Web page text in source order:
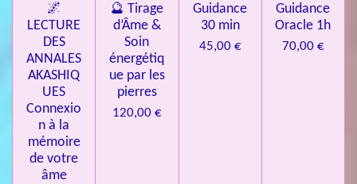
🌌
LECTURE
DES
ANNALES
AKASHIQ
UES
Connexio
n à la
mémoire
de votre
âme
🔮 Tirage
d’Âme &
Soin
énergétiq
ue par les
pierres
120,00 €
Guidance
30 min
45,00 €
Guidance
Oracle 1h
70,00 €